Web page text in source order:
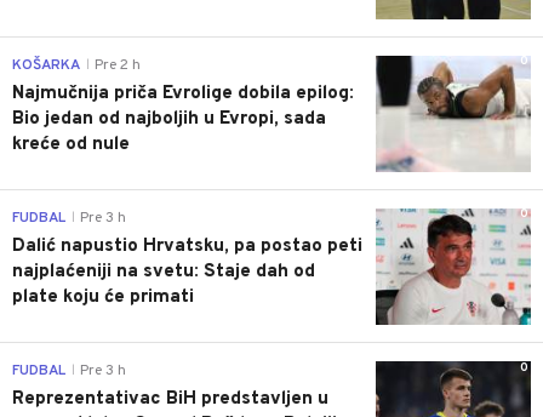
0
KOŠARKA Pre 2 h
Najmučnija priča Evrolige dobila epilog:
Bio jedan od najboljih u Evropi, sada
kreće od nule
0
FUDBAL Pre 3 h
Dalić napustio Hrvatsku, pa postao peti
najplaćeniji na svetu: Staje dah od
plate koju će primati
0
FUDBAL Pre 3 h
Reprezentativac BiH predstavljen u